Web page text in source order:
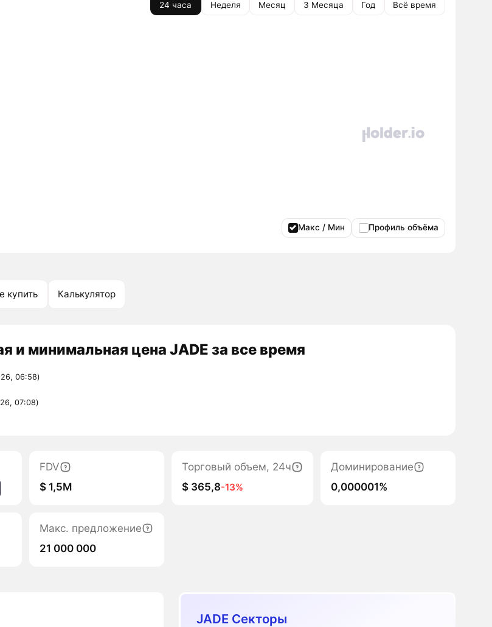
24 часа Неделя Месяц 3 Месяца Год Всё время
Макс / Мин Профиль объёма
купить Калькулятор
и минимальная цена JADE за все время
06:58)
07:08)
FDV
$ 1,5M
Торговый объем, 24ч
$ 365,8-13%
Доминирование
0,000001%
Макс. предложение
21 000 000
JADE Секторы